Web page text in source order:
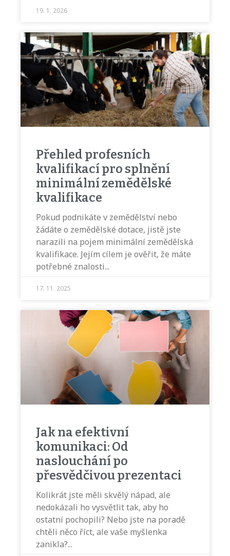
19. 1. 2026
Přehled profesních
kvalifikací pro splnění
minimální zemědělské
kvalifikace
Pokud podnikáte v zemědělství nebo
žádáte o zemědělské dotace, jistě jste
narazili na pojem minimální zemědělská
kvalifikace. Jejím cílem je ověřit, že máte
potřebné znalosti
17. 11. 2025
Jak na efektivní
komunikaci: Od
naslouchání po
přesvědčivou prezentaci
Kolikrát jste měli skvělý nápad, ale
nedokázali ho vysvětlit tak, aby ho
ostatní pochopili? Nebo jste na poradě
chtěli něco říct, ale vaše myšlenka
zanikla?